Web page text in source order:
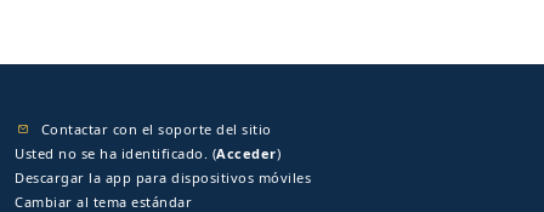
Contactar con el soporte del sitio
Usted no se ha identificado. (Acceder)
Descargar la app para dispositivos móviles
Cambiar al tema estándar